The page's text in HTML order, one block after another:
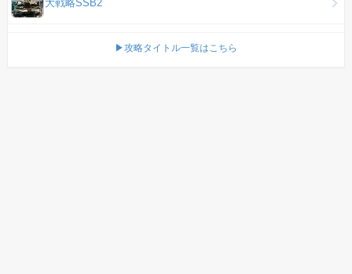
大戦略SSB2
▶攻略タイトル一覧はこちら